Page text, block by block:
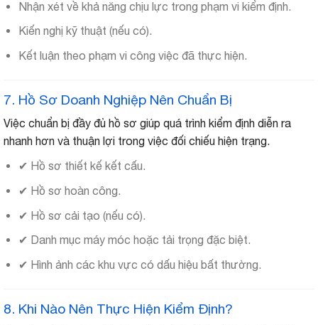
Nhận xét về khả năng chịu lực trong phạm vi kiểm định.
Kiến nghị kỹ thuật (nếu có).
Kết luận theo phạm vi công việc đã thực hiện.
7. Hồ Sơ Doanh Nghiệp Nên Chuẩn Bị
Việc chuẩn bị đầy đủ hồ sơ giúp quá trình kiểm định diễn ra
nhanh hơn và thuận lợi trong việc đối chiếu hiện trạng.
✔ Hồ sơ thiết kế kết cấu.
✔ Hồ sơ hoàn công.
✔ Hồ sơ cải tạo (nếu có).
✔ Danh mục máy móc hoặc tải trọng đặc biệt.
✔ Hình ảnh các khu vực có dấu hiệu bất thường.
8. Khi Nào Nên Thực Hiện Kiểm Định?